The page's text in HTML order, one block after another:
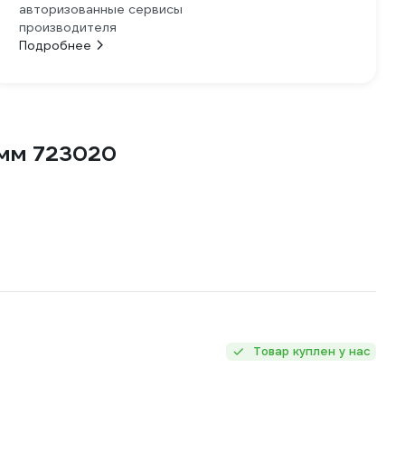
авторизованные сервисы
производителя
Подробнее
723020
Товар куплен у нас